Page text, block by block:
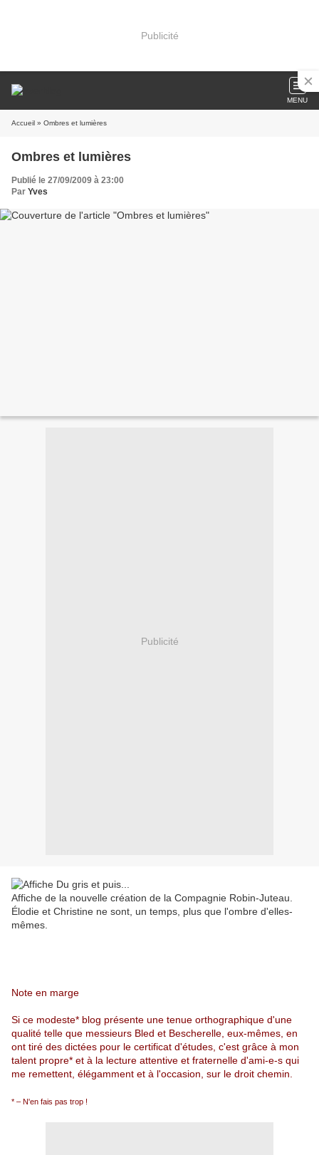
Publicité
MENU
Accueil » Ombres et lumières
Ombres et lumières
Publié le 27/09/2009 à 23:00
Par Yves
Publicité
Affiche de la nouvelle création de la Compagnie Robin-Juteau.
Élodie et Christine ne sont, un temps, plus que l'ombre d'elles-
mêmes.
Note en marge
Si ce modeste* blog présente une tenue orthographique d'une
qualité telle que messieurs Bled et Bescherelle, eux-mêmes, en
ont tiré des dictées pour le certificat d'études, c'est grâce à mon
talent propre* et à la lecture attentive et fraternelle d'ami-e-s qui
me remettent, élégamment et à l'occasion, sur le droit chemin.
* – N'en fais pas trop !